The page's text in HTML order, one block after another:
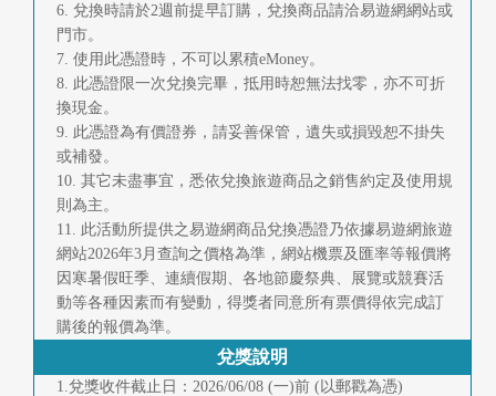
6. 兌換時請於2週前提早訂購，兌換商品請洽易遊網網站或
門市。
7. 使用此憑證時，不可以累積eMoney。
8. 此憑證限一次兌換完畢，抵用時恕無法找零，亦不可折
換現金。
9. 此憑證為有價證券，請妥善保管，遺失或損毀恕不掛失
或補發。
10. 其它未盡事宜，悉依兌換旅遊商品之銷售約定及使用規
則為主。
11. 此活動所提供之易遊網商品兌換憑證乃依據易遊網旅遊
網站2026年3月查詢之價格為準，網站機票及匯率等報價將
因寒暑假旺季、連續假期、各地節慶祭典、展覽或競賽活
動等各種因素而有變動，得獎者同意所有票價得依完成訂
購後的報價為準。
兌獎說明
1.兌獎收件截止日：2026/06/08 (一)前 (以郵戳為憑)